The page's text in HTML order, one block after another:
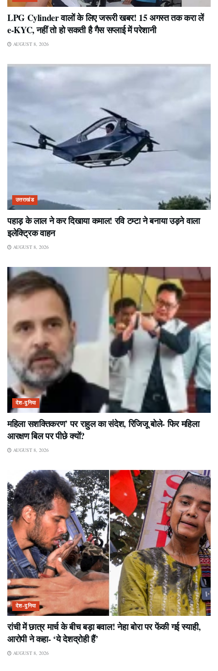
LPG Cylinder वालों के लिए जरूरी खबर! 15 अगस्त तक करा लें
e-KYC, नहीं तो हो सकती है गैस सप्लाई में परेशानी
AUGUST 8, 2026
उत्तराखंड
पहाड़ के लाल ने कर दिखाया कमाल! रवि टम्टा ने बनाया उड़ने वाला
इलेक्ट्रिक वाहन
AUGUST 8, 2026
देश-दुनिया
महिला सशक्तिकरण’ पर राहुल का संदेश, रिजिजू बोले- फिर महिला
आरक्षण बिल पर पीछे क्यों?
AUGUST 8, 2026
देश-दुनिया
रांची में छात्र मार्च के बीच बड़ा बवाल! नेहा बोरा पर फेंकी गई स्याही,
आरोपी ने कहा- ‘ये देशद्रोही हैं’
AUGUST 8, 2026